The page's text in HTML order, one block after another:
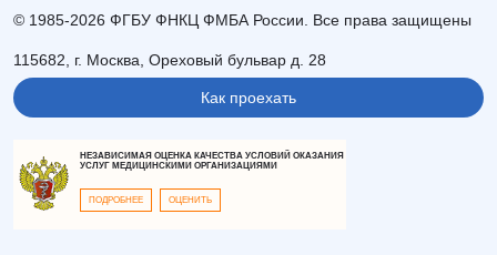
© 1985-2026 ФГБУ ФНКЦ ФМБА России. Все права защищены
115682, г. Москва, Ореховый бульвар д. 28
Как проехать
НЕЗАВИСИМАЯ ОЦЕНКА КАЧЕСТВА УСЛОВИЙ ОКАЗАНИЯ
УСЛУГ МЕДИЦИНСКИМИ ОРГАНИЗАЦИЯМИ
ПОДРОБНЕЕ ОЦЕНИТЬ